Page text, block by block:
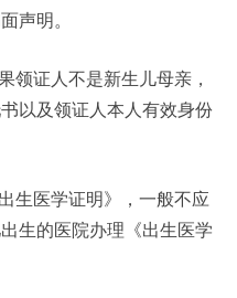
声明。
领证人不是新生儿母亲，
以及领证人本人有效身份
生医学证明》，一般不应
生的医院办理《出生医学